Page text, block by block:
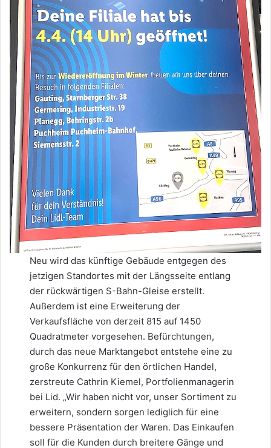
Neu wird das künftige Gebäude entgegen des
jetzigen Standortes mit der Längsseite entlang
der rückwärtigen S-Bahn-Gleise erstellt.
Außerdem ist eine Erweiterung der
Verkaufsfläche von derzeit 815 auf 1450
Quadratmeter vorgesehen. Befürchtungen,
durch das neue Marktangebot entstehe eine zu
große Konkurrenz für den örtlichen Handel,
zerstreute Cathrin Kiemel, Portfolienmanagerin
bei Lid. „Wir haben nicht vor, unser Sortiment zu
erweitern, sondern sorgen lediglich für eine
bessere Präsentation der Waren. Das Einkaufen
soll für die Kunden durch breitere Gänge und